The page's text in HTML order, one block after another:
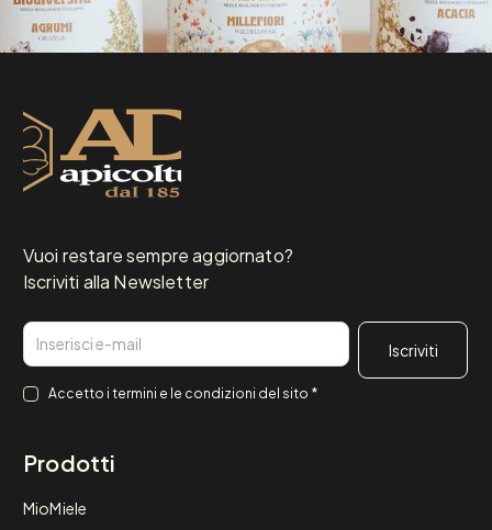
Vuoi restare sempre aggiornato?
Iscriviti alla Newsletter
Email
Consenso
Accetto i termini e le condizioni del sito *
Prodotti
MioMiele